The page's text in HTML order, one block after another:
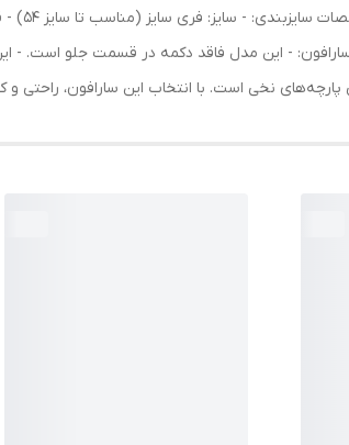
سارافون: - این مدل فاقد دکمه در قسمت جلو
نخی است. با انتخاب این سارافون، راحتی و